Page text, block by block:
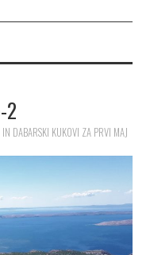
2
DABARSKI KUKOVI ZA PRVI MAJ